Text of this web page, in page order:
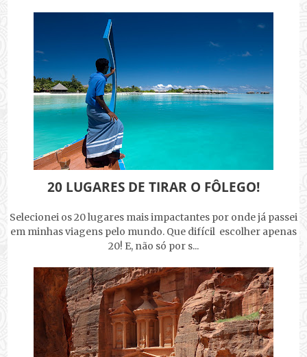
20 LUGARES DE TIRAR O FÔLEGO!
Selecionei os 20 lugares mais impactantes por onde já passei
em minhas viagens pelo mundo. Que difícil escolher apenas
20! E, não só por s...